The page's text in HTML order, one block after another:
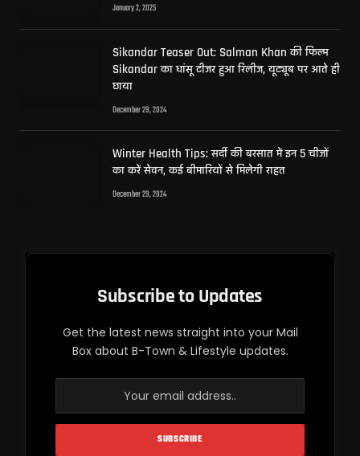
January 2, 2025
Sikandar Teaser Out: Salman Khan की फिल्म
Sikandar का धांसू टीजर हुआ रिलीज, यूट्यूब पर आते ही
छाया
December 29, 2024
Winter Health Tips: सर्दी की बरसात में इन 5 चीजों
का करें सेवन, कई बीमारियों से मिलेगी राहत
December 29, 2024
Subscribe to Updates
Get the latest news straight into your Mail
Box about B-Town & Lifestyle updates.